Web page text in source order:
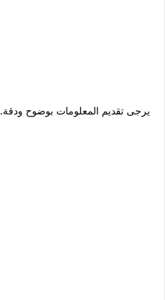
يرجى تقديم المعلومات بوضوح ودقة.